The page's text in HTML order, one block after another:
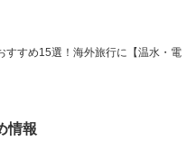
すすめ15選！海外旅行に【温水・電
情報